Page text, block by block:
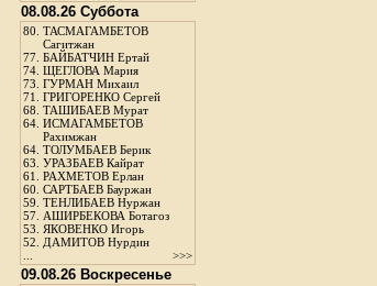
08.08.26 Суббота
80. ТАСМАГАМБЕТОВ
Сагитжан
77. БАЙБАТЧИН Ертай
74. ЩЕГЛОВА Мария
73. ГУРМАН Михаил
71. ГРИГОРЕНКО Сергей
68. ТАШИБАЕВ Мурат
64. ИСМАГАМБЕТОВ
Рахимжан
64. ТОЛУМБАЕВ Берик
63. УРАЗБАЕВ Кайрат
61. РАХМЕТОВ Ерлан
60. САРТБАЕВ Бауржан
59. ТЕНЛИБАЕВ Нуржан
57. АШИРБЕКОВА Ботагоз
53. ЯКОВЕНКО Игорь
52. ДАМИТОВ Нурдин
>>>
09.08.26 Воскресенье